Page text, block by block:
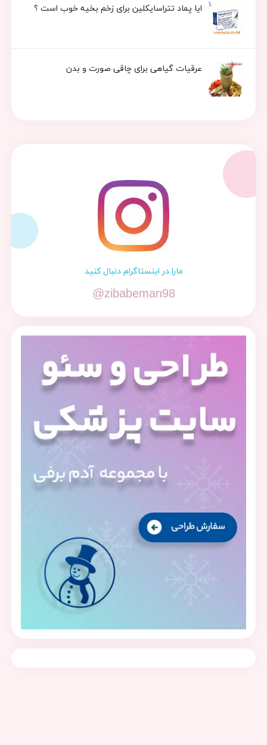
ایا پماد تتراسایکلین برای زخم بخیه خوب است ؟
عرقیات گیاهی برای چاقی صورت و بدن
مارا در اینستاگرام دنبال کنید
@zibabeman98